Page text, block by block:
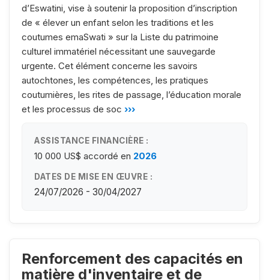
d’Eswatini, vise à soutenir la proposition d’inscription
de « élever un enfant selon les traditions et les
coutumes emaSwati » sur la Liste du patrimoine
culturel immatériel nécessitant une sauvegarde
urgente. Cet élément concerne les savoirs
autochtones, les compétences, les pratiques
coutumières, les rites de passage, l’éducation morale
et les processus de soc ›››
ASSISTANCE FINANCIÈRE :
10 000 US$ accordé en 2026
DATES DE MISE EN ŒUVRE :
24/07/2026 - 30/04/2027
Renforcement des capacités en
matière d'inventaire et de